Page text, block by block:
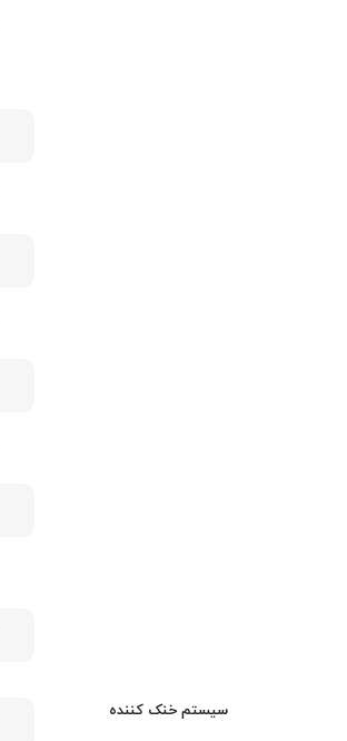
سیستم خنک کننده